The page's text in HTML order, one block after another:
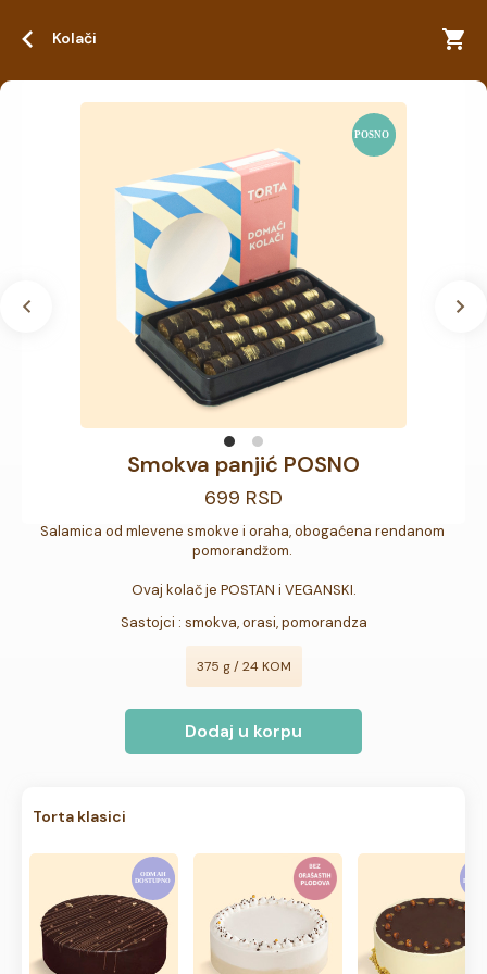
Kolači
Smokva panjić POSNO
699 RSD
Salamica od mlevene smokve i oraha, obogaćena rendanom
pomorandžom.
Ovaj kolač je POSTAN i VEGANSKI.
Sastojci : smokva, orasi, pomorandza
375 g / 24 KOM
Dodaj u korpu
Torta klasici